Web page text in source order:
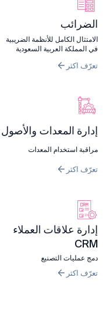
الضرائب
الامتثال الكامل للأنظمة الضريبية
في المملكة العربية السعودية
تعرّف اكثر
إدارة المعدات والأصول
مراقبة استخدام المعدات
تعرّف اكثر
إدارة علاقات العملاء
CRM
دمج عمليات التصنيع
تعرّف اكثر